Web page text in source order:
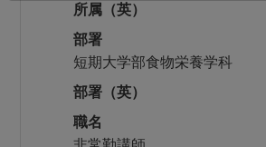
所属（英）
部署
短期大学部食物栄養学科
部署（英）
職名